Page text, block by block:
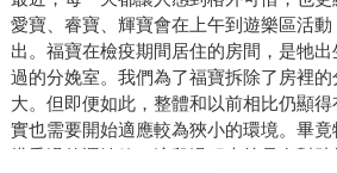
愛寶、睿寶、輝寶會在上午到遊樂區活
出。福寶在檢疫期間居住的房間，是牠
過的分娩室。我們為了福寶拆除了房裡
大。但即便如此，整體和以前相比仍顯
實也需要開始適應較為狹小的環境。畢
搭乘過的運輸箱，這段過程也算是在幫助